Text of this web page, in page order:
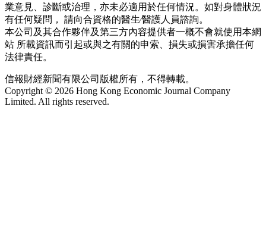
業意見、診斷或治理，亦未必適用於任何情況。如對身體狀況
有任何疑問， 請向合資格的醫生∕醫護人員諮詢。
本公司及其合作夥伴及第三方內容提供者一概不會就使用本網
站 所載資訊而引起或與之有關的申索、損失或損害承擔任何
法律責任。
信報財經新聞有限公司版權所有，不得轉載。
Copyright © 2026 Hong Kong Economic Journal Company
Limited. All rights reserved.